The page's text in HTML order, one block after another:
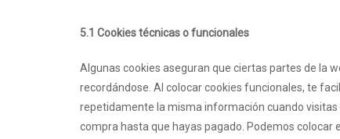
5.1 Cookies técnicas o funcionales
Algunas cookies aseguran que ciertas partes de la
recordándose. Al colocar cookies funcionales, te
repetidamente la misma información cuando
compra hasta que hayas pagado. Podemos colocar